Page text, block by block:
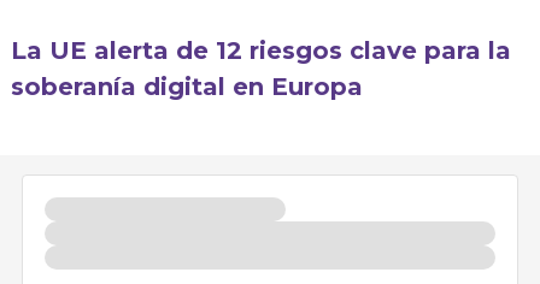
La UE alerta de 12 riesgos clave para la
soberanía digital en Europa